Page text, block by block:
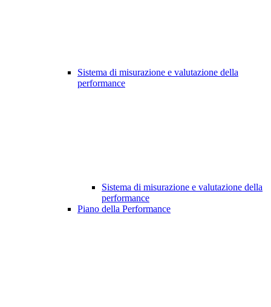
Sistema di misurazione e valutazione della
performance
Sistema di misurazione e valutazione della
performance
Piano della Performance